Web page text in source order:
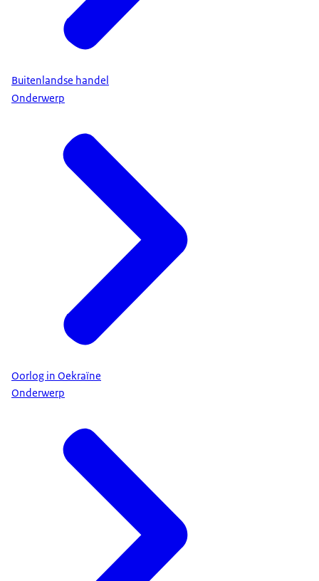
Buitenlandse handel
Onderwerp
Oorlog in Oekraïne
Onderwerp